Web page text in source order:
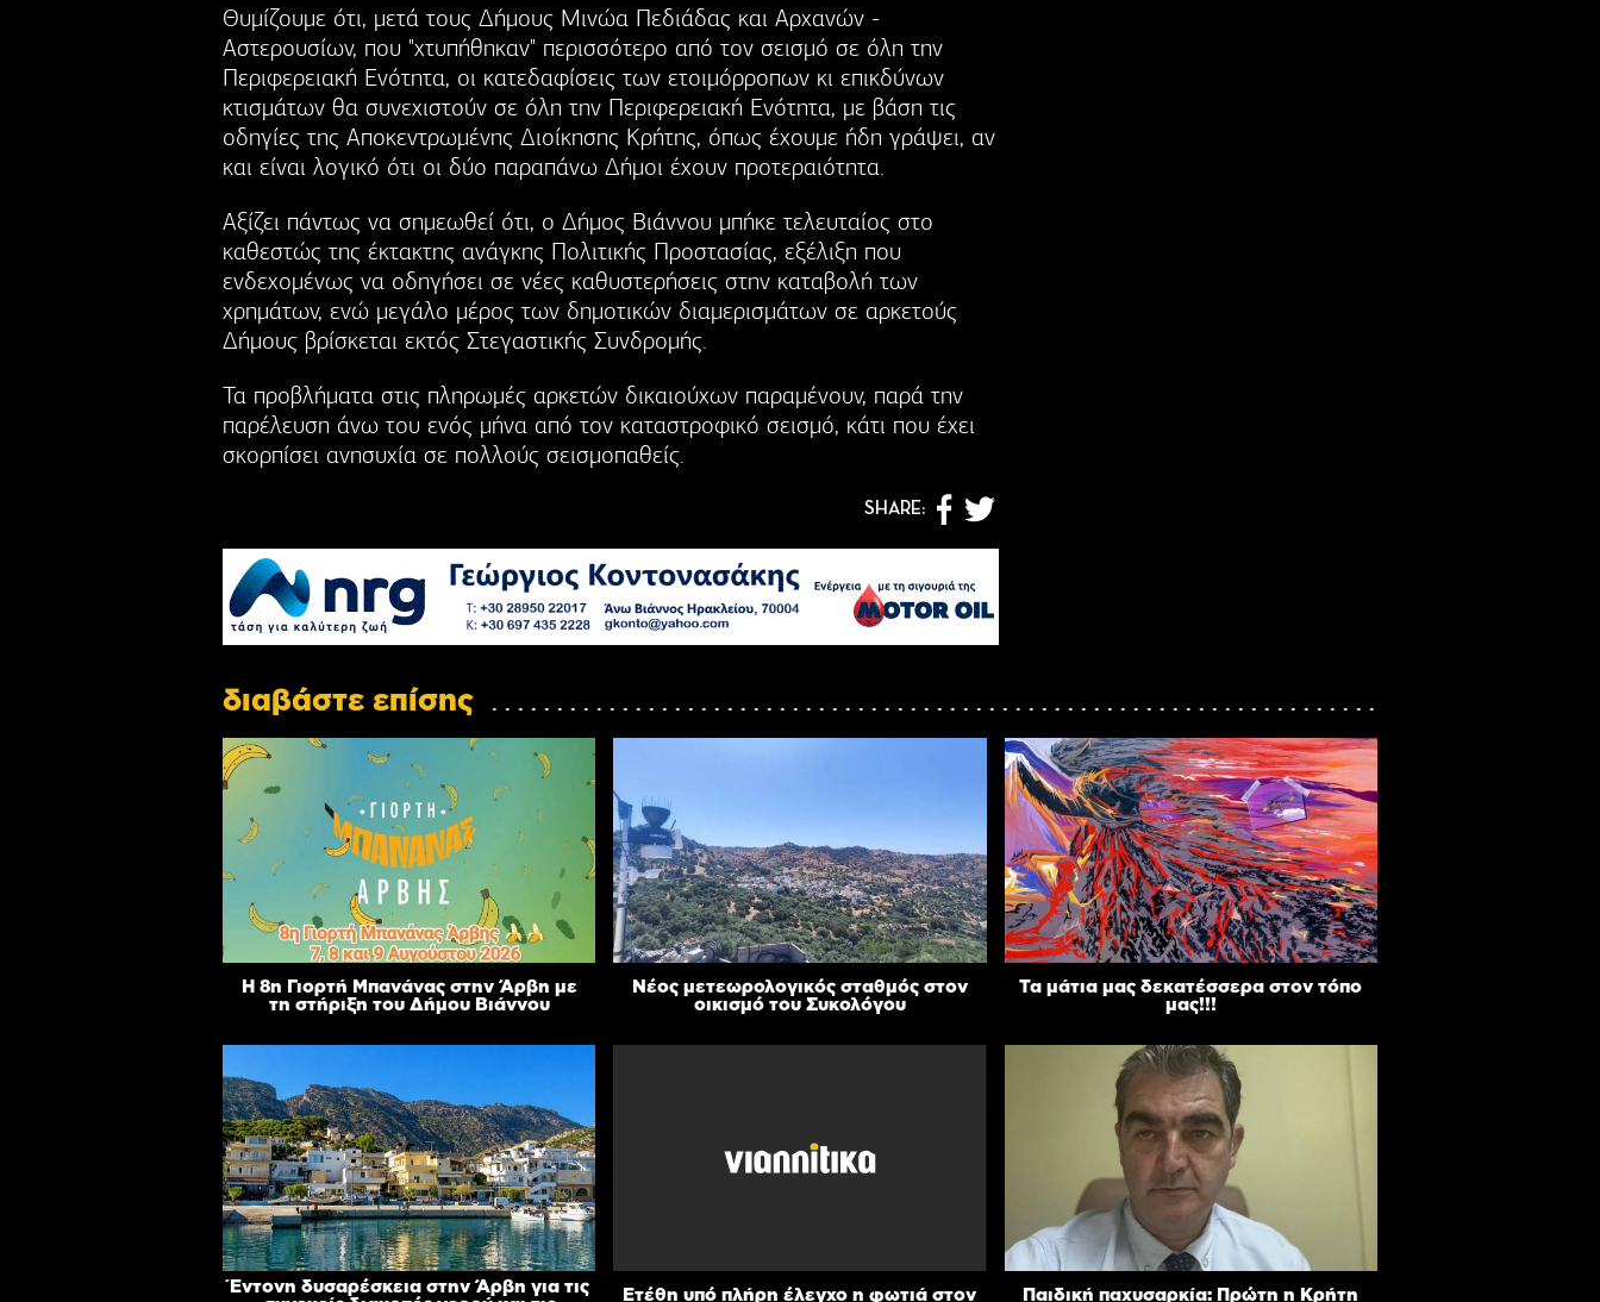
Θυμίζουμε ότι, μετά τους Δήμους Μινώα Πεδιάδας και Αρχανών -
Αστερουσίων, που "χτυπήθηκαν" περισσότερο από τον σεισμό σε όλη την
Περιφερειακή Ενότητα, οι κατεδαφίσεις των ετοιμόρροπων κι επικδύνων
κτισμάτων θα συνεχιστούν σε όλη την Περιφερειακή Ενότητα, με βάση τις
οδηγίες της Αποκεντρωμένης Διοίκησης Κρήτης, όπως έχουμε ήδη γράψει, αν
και είναι λογικό ότι οι δύο παραπάνω Δήμοι έχουν προτεραιότητα.
Αξίζει πάντως να σημεωθεί ότι, ο Δήμος Βιάννου μπήκε τελευταίος στο
καθεστώς της έκτακτης ανάγκης Πολιτικής Προστασίας, εξέλιξη που
ενδεχομένως να οδηγήσει σε νέες καθυστερήσεις στην καταβολή των
χρημάτων, ενώ μεγάλο μέρος των δημοτικών διαμερισμάτων σε αρκετούς
Δήμους βρίσκεται εκτός Στεγαστικής Συνδρομής.
Τα προβλήματα στις πληρωμές αρκετών δικαιούχων παραμένουν, παρά την
παρέλευση άνω του ενός μήνα από τον καταστροφικό σεισμό, κάτι που έχει
σκορπίσει ανησυχία σε πολλούς σεισμοπαθείς.
SHARE:
διαβάστε επίσης
Η 8η Γιορτή Μπανάνας στην Άρβη με
τη στήριξη του Δήμου Βιάννου
Νέος μετεωρολογικός σταθμός στον
οικισμό του Συκολόγου
Τα μάτια μας δεκατέσσερα στον τόπο
μας!!!
Έντονη δυσαρέσκεια στην Άρβη για τις
Ετέθη υπό πλήρη έλεγχο η φωτιά στον Παιδική παχυσαρκία: Πρώτη η Κρήτη